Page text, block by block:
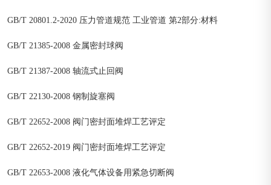
GB/T 20801.2-2020 压力管道规范 工业管道 第2部分:材料
GB/T 21385-2008 金属密封球阀
GB/T 21387-2008 轴流式止回阀
GB/T 22130-2008 钢制旋塞阀
GB/T 22652-2008 阀门密封面堆焊工艺评定
GB/T 22652-2019 阀门密封面堆焊工艺评定
GB/T 22653-2008 液化气体设备用紧急切断阀